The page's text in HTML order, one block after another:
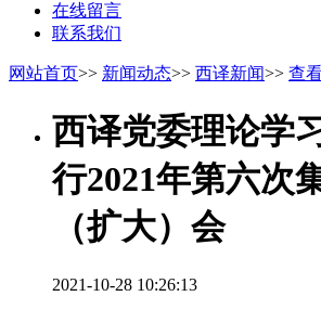
在线留言
联系我们
网站首页>> 新闻动态>> 西译新闻>> 查
西译党委理论学
行2021年第六次
（扩大）会
2021-10-28 10:26:13